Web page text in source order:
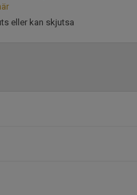
eller kan skjutsa